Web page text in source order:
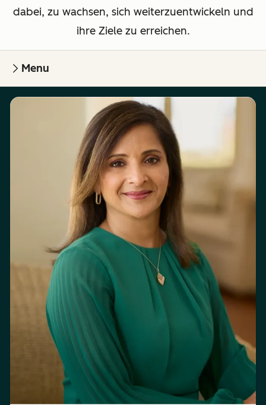
dabei, zu wachsen, sich weiterzuentwickeln und
ihre Ziele zu erreichen.
Menu